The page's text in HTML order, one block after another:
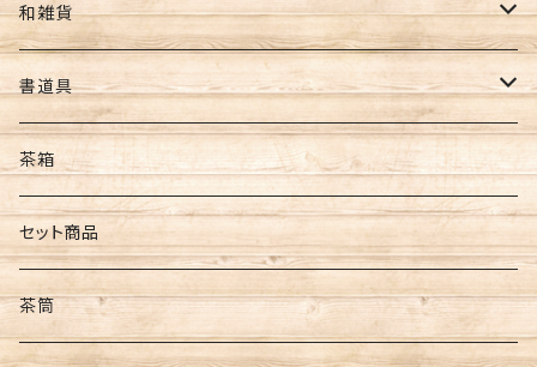
カカオティー
ギフトセット
ギフト
お茶･海苔ギフト
水出し用ボトル
フィルターインボトル
カークボトル
コースター
懐紙
和雑貨
ポーチ・財布
扇子・うちわ
和紙
文具
書道具
筆
墨
茶箱
セット商品
茶筒